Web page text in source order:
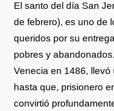
El santo del día San
de febrero), es uno de
queridos por su
pobres y
Venecia en 1486,
hasta que, prisionero
convirtió